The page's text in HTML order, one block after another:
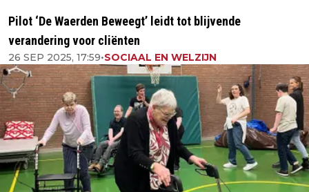
Pilot ‘De Waerden Beweegt’ leidt tot blijvende
verandering voor cliënten
26 SEP 2025, 17:59•SOCIAAL EN WELZIJN